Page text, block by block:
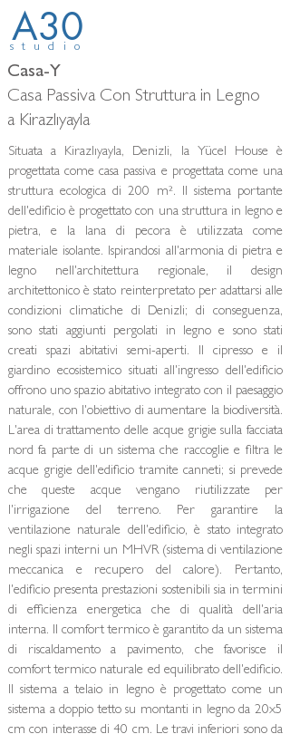
studio
A30
Casa-Y
Casa Passiva Con Struttura in Legno
a Kirazlıyayla
Situata a Kirazlıyayla, Denizli, la Yücel House è
progettata come casa passiva e progettata come una
struttura ecologica di 200 m². Il sistema portante
dell'edificio è progettato con una struttura in legno e
pietra, e la lana di pecora è utilizzata come
materiale isolante. Ispirandosi all'armonia di pietra e
legno nell'architettura regionale, il design
architettonico è stato reinterpretato per adattarsi alle
condizioni climatiche di Denizli; di conseguenza,
sono stati aggiunti pergolati in legno e sono stati
creati spazi abitativi semi-aperti. Il cipresso e il
giardino ecosistemico situati all'ingresso dell'edificio
offrono uno spazio abitativo integrato con il paesaggio
naturale, con l'obiettivo di aumentare la biodiversità.
L'area di trattamento delle acque grigie sulla facciata
nord fa parte di un sistema che raccoglie e filtra le
acque grigie dell'edificio tramite canneti; si prevede
che queste acque vengano riutilizzate per
l'irrigazione del terreno. Per garantire la
ventilazione naturale dell'edificio, è stato integrato
negli spazi interni un MHVR (sistema di ventilazione
meccanica e recupero del calore). Pertanto,
l'edificio presenta prestazioni sostenibili sia in termini
di efficienza energetica che di qualità dell'aria
interna. Il comfort termico è garantito da un sistema
di riscaldamento a pavimento, che favorisce il
comfort termico naturale ed equilibrato dell'edificio.
Il sistema a telaio in legno è progettato come un
sistema a doppio tetto su montanti in legno da 20x5
cm con interasse di 40 cm. Le travi inferiori sono da